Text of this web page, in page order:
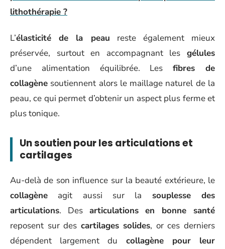
lithothérapie ?
L’élasticité de la peau reste également mieux
préservée, surtout en accompagnant les gélules
d’une alimentation équilibrée. Lesfibres de
collagène soutiennent alors le maillage naturel de la
peau, ce qui permet d’obtenir un aspect plus ferme et
plus tonique.
Un soutien pour les articulations et
cartilages
Au-delà de son influence sur la beauté extérieure, le
collagène agit aussi sur la souplesse des
articulations. Des articulations en bonne santé
reposent sur des cartilages solides, or ces derniers
dépendent largement du collagène pour leur